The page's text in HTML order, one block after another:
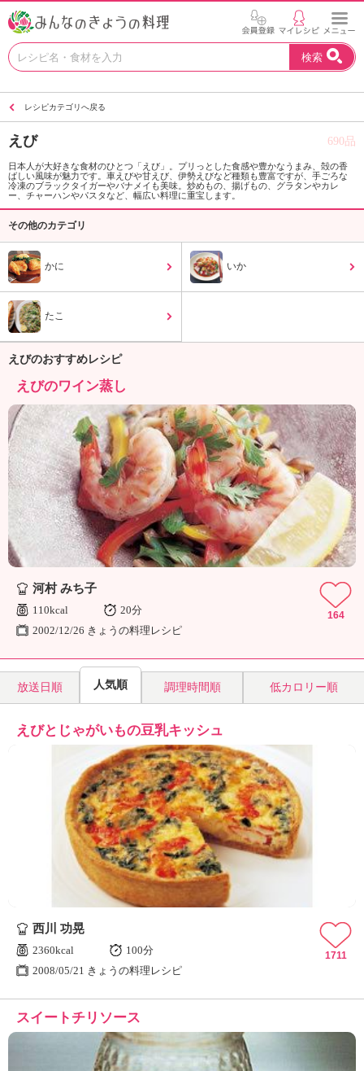
お
い
を
見
つ
け
。
K
シ
ョ
ナ
ル
「
み
ん
な
の
の
理
」
検索
レシピカテゴリへ戻る
えび 690品
日本人が大好きな食材のひとつ「えび」。プリっとした食感や豊かなうまみ、殻の香
ばしい風味が魅力です。車えびや甘えび、伊勢えびなど種類も豊富ですが、手ごろな
冷凍のブラックタイガーやバナメイも美味。炒めもの、揚げもの、グラタンやカレ
ー、チャーハンやパスタなど、幅広い料理に重宝します。
その他のカテゴリ
かに いか
たこ
えびのおすすめレシピ
えびのワイン蒸し
河村 みち子
110kcal
20分
2002/12/26 きょうの料理レシピ
164
放送日順 人気順 調理時間順 低カロリー順
えびとじゃがいもの豆乳キッシュ
西川 功晃
2360kcal
100分
2008/05/21 きょうの料理レシピ
1711
スイートチリソース